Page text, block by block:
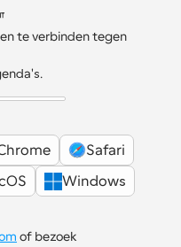
te verbinden tegen
Safari
Windows